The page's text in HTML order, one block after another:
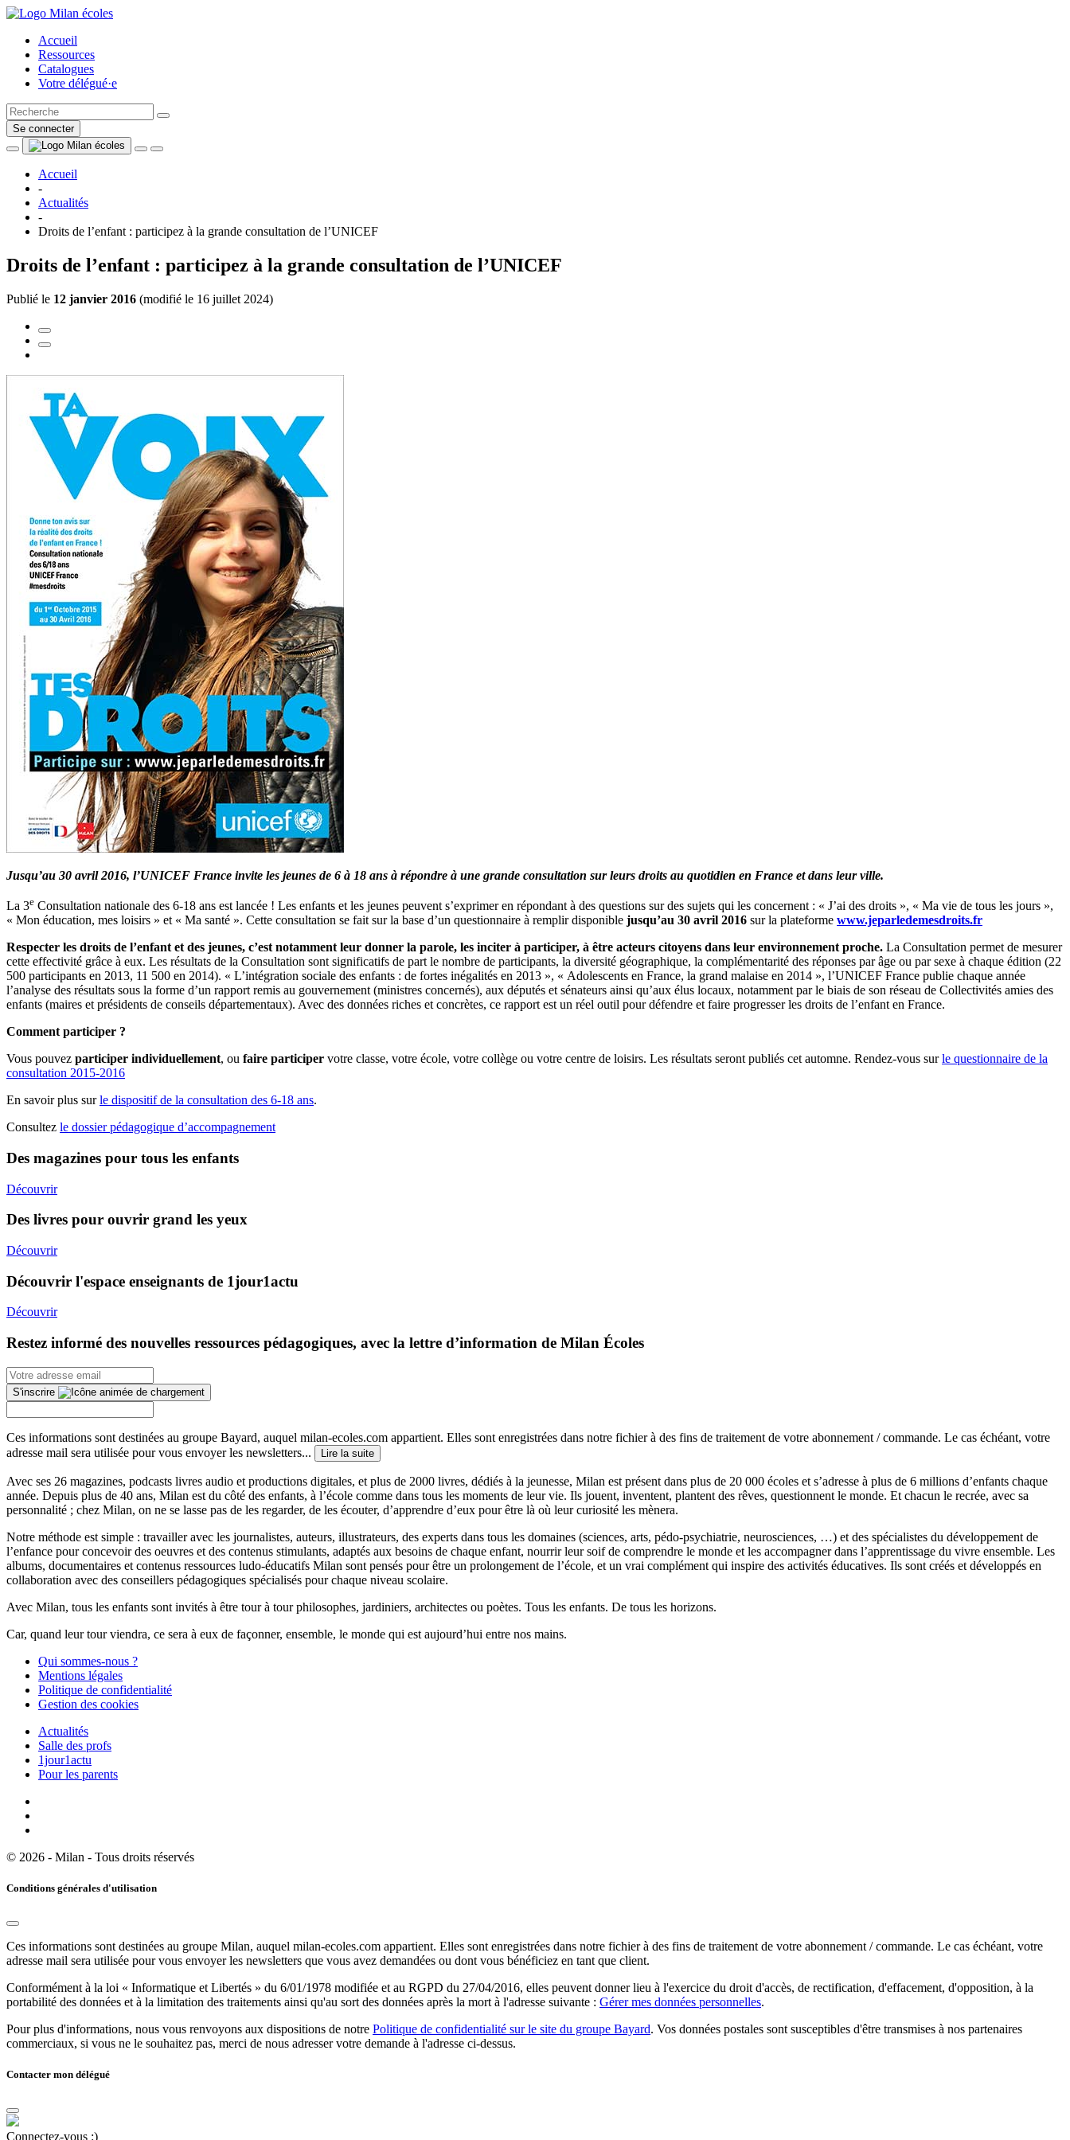
Accueil
Ressources
Catalogues
Votre délégué·e
Se connecter
Accueil
-
Actualités
-
Droits de l’enfant : participez à la grande consultation de l’UNICEF
Droits de l’enfant : participez à la grande consultation de l’UNICEF
Publié le 12 janvier 2016 (modifié le 16 juillet 2024)
Jusqu’au 30 avril 2016, l’UNICEF France invite les jeunes de 6 à 18 ans à répondre à une grande consultation sur leurs droits au quotidien en France et dans leur ville.
La 3e Consultation nationale des 6-18 ans est lancée ! Les enfants et les jeunes peuvent s’exprimer en répondant à des questions sur des sujets qui les concernent : « J’ai des droits », « Ma vie de tous les jours »,
« Mon éducation, mes loisirs » et « Ma santé ». Cette consultation se fait sur la base d’un questionnaire à remplir disponible jusqu’au 30 avril 2016 sur la plateforme www.jeparledemesdroits.fr
Respecter les droits de l’enfant et des jeunes, c’est notamment leur donner la parole, les inciter à participer, à être acteurs citoyens dans leur environnement proche. La Consultation permet de mesurer
cette effectivité grâce à eux. Les résultats de la Consultation sont significatifs de part le nombre de participants, la diversité géographique, la complémentarité des réponses par âge ou par sexe à chaque édition (22
500 participants en 2013, 11 500 en 2014). « L’intégration sociale des enfants : de fortes inégalités en 2013 », « Adolescents en France, la grand malaise en 2014 », l’UNICEF France publie chaque année
l’analyse des résultats sous la forme d’un rapport remis au gouvernement (ministres concernés), aux députés et sénateurs ainsi qu’aux élus locaux, notamment par le biais de son réseau de Collectivités amies des
enfants (maires et présidents de conseils départementaux). Avec des données riches et concrètes, ce rapport est un réel outil pour défendre et faire progresser les droits de l’enfant en France.
Comment participer ?
Vous pouvez participer individuellement, ou faire participer votre classe, votre école, votre collège ou votre centre de loisirs. Les résultats seront publiés cet automne. Rendez-vous surle questionnaire de la
consultation 2015-2016
En savoir plus surle dispositif de la consultation des 6-18 ans.
Consultez le dossier pédagogique d’accompagnement
Des magazines pour tous les enfants
Découvrir
Des livres pour ouvrir grand les yeux
Découvrir
Découvrir l'espace enseignants de 1jour1actu
Découvrir
Restez informé des nouvelles ressources pédagogiques, avec la lettre d’information de Milan Écoles
S'inscrire
Ces informations sont destinées au groupe Bayard, auquel milan-ecoles.com appartient. Elles sont enregistrées dans notre fichier à des fins de traitement de votre abonnement / commande. Le cas échéant, votre
adresse mail sera utilisée pour vous envoyer les newsletters...
Lire la suite
Avec ses 26 magazines, podcasts livres audio et productions digitales, et plus de 2000 livres, dédiés à la jeunesse, Milan est présent dans plus de 20 000 écoles et s’adresse à plus de 6 millions d’enfants chaque
année. Depuis plus de 40 ans, Milan est du côté des enfants, à l’école comme dans tous les moments de leur vie. Ils jouent, inventent, plantent des rêves, questionnent le monde. Et chacun le recrée, avec sa
personnalité ; chez Milan, on ne se lasse pas de les regarder, de les écouter, d’apprendre d’eux pour être là où leur curiosité les mènera.
Notre méthode est simple : travailler avec les journalistes, auteurs, illustrateurs, des experts dans tous les domaines (sciences, arts, pédo-psychiatrie, neurosciences, …) et des spécialistes du développement de
l’enfance pour concevoir des oeuvres et des contenus stimulants, adaptés aux besoins de chaque enfant, nourrir leur soif de comprendre le monde et les accompagner dans l’apprentissage du vivre ensemble. Les
albums, documentaires et contenus ressources ludo-éducatifs Milan sont pensés pour être un prolongement de l’école, et un vrai complément qui inspire des activités éducatives. Ils sont créés et développés en
collaboration avec des conseillers pédagogiques spécialisés pour chaque niveau scolaire.
Avec Milan, tous les enfants sont invités à être tour à tour philosophes, jardiniers, architectes ou poètes. Tous les enfants. De tous les horizons.
Car, quand leur tour viendra, ce sera à eux de façonner, ensemble, le monde qui est aujourd’hui entre nos mains.
Qui sommes-nous ?
Mentions légales
Politique de confidentialité
Gestion des cookies
Actualités
Salle des profs
1jour1actu
Pour les parents
© 2026 - Milan - Tous droits réservés
Conditions générales d'utilisation
Ces informations sont destinées au groupe Milan, auquel milan-ecoles.com appartient. Elles sont enregistrées dans notre fichier à des fins de traitement de votre abonnement / commande. Le cas échéant, votre
adresse mail sera utilisée pour vous envoyer les newsletters que vous avez demandées ou dont vous bénéficiez en tant que client.
Conformément à la loi « Informatique et Libertés » du 6/01/1978 modifiée et au RGPD du 27/04/2016, elles peuvent donner lieu à l'exercice du droit d'accès, de rectification, d'effacement, d'opposition, à la
portabilité des données et à la limitation des traitements ainsi qu'au sort des données après la mort à l'adresse suivante : Gérer mes données personnelles.
Pour plus d'informations, nous vous renvoyons aux dispositions de notre Politique de confidentialité sur le site du groupe Bayard. Vos données postales sont susceptibles d'être transmises à nos partenaires
commerciaux, si vous ne le souhaitez pas, merci de nous adresser votre demande à l'adresse ci-dessus.
Contacter mon délégué
Connectez-vous :)